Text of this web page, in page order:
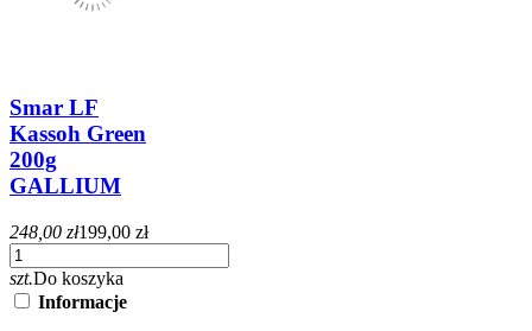
Smar LF
Kassoh Green
200g
GALLIUM
248,00 zł199,00 zł
szt.Do koszyka
Informacje